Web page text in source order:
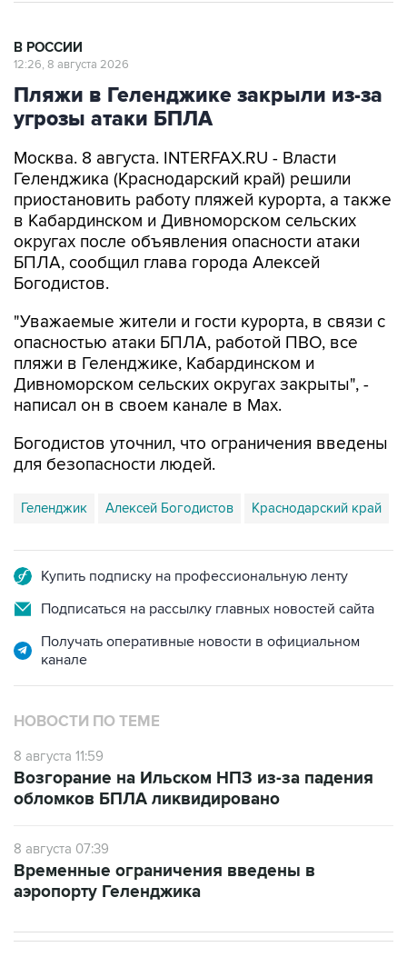
В РОССИИ
12:26, 8 августа 2026
Пляжи в Геленджике закрыли из-за
угрозы атаки БПЛА
Москва. 8 августа. INTERFAX.RU - Власти
Геленджика (Краснодарский край) решили
приостановить работу пляжей курорта, а также
в Кабардинском и Дивноморском сельских
округах после объявления опасности атаки
БПЛА, сообщил глава города Алексей
Богодистов.
"Уважаемые жители и гости курорта, в связи с
опасностью атаки БПЛА, работой ПВО, все
пляжи в Геленджике, Кабардинском и
Дивноморском сельских округах закрыты", -
написал он в своем канале в Max.
Богодистов уточнил, что ограничения введены
для безопасности людей.
Геленджик Алексей Богодистов Краснодарский край
Купить подписку на профессиональную ленту
Подписаться на рассылку главных новостей сайта
Получать оперативные новости в официальном
канале
НОВОСТИ ПО ТЕМЕ
8 августа 11:59
Возгорание на Ильском НПЗ из-за падения
обломков БПЛА ликвидировано
8 августа 07:39
Временные ограничения введены в
аэропорту Геленджика